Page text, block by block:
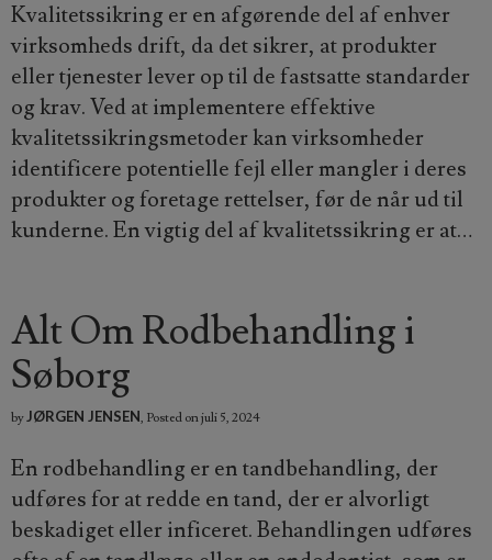
Kvalitetssikring er en afgørende del af enhver
virksomheds drift, da det sikrer, at produkter
eller tjenester lever op til de fastsatte standarder
og krav. Ved at implementere effektive
kvalitetssikringsmetoder kan virksomheder
identificere potentielle fejl eller mangler i deres
produkter og foretage rettelser, før de når ud til
kunderne. En vigtig del af kvalitetssikring er at…
Alt Om Rodbehandling i
Søborg
by JØRGEN JENSEN, Posted onjuli 5, 2024
En rodbehandling er en tandbehandling, der
udføres for at redde en tand, der er alvorligt
beskadiget eller inficeret. Behandlingen udføres